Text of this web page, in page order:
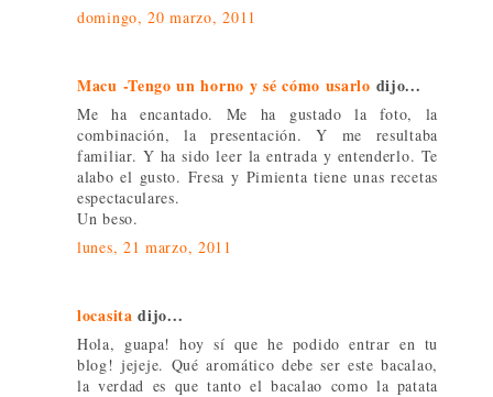
domingo, 20 marzo, 2011
Macu -Tengo un horno y sé cómo usarlo dijo...
Me ha encantado. Me ha gustado la foto, la
combinación, la presentación. Y me resultaba
familiar. Y ha sido leer la entrada y entenderlo. Te
alabo el gusto. Fresa y Pimienta tiene unas recetas
espectaculares.
Un beso.
lunes, 21 marzo, 2011
locasita dijo...
Hola, guapa! hoy sí que he podido entrar en tu
blog! jejeje. Qué aromático debe ser este bacalao,
la verdad es que tanto el bacalao como la patata